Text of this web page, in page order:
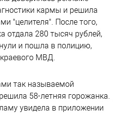
кармы и решила
"целителя". После того,
отдала 280 тысяч рублей,
и пошла в полицию,
МВД.
так называемой
58-летняя горожанка.
увидела в приложении